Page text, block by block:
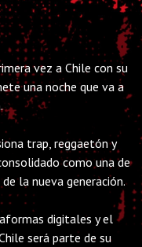
vez a Chile con su
una noche que va a
trap, reggaetón y
como una de
la nueva generación.
digitales y el
será parte de su